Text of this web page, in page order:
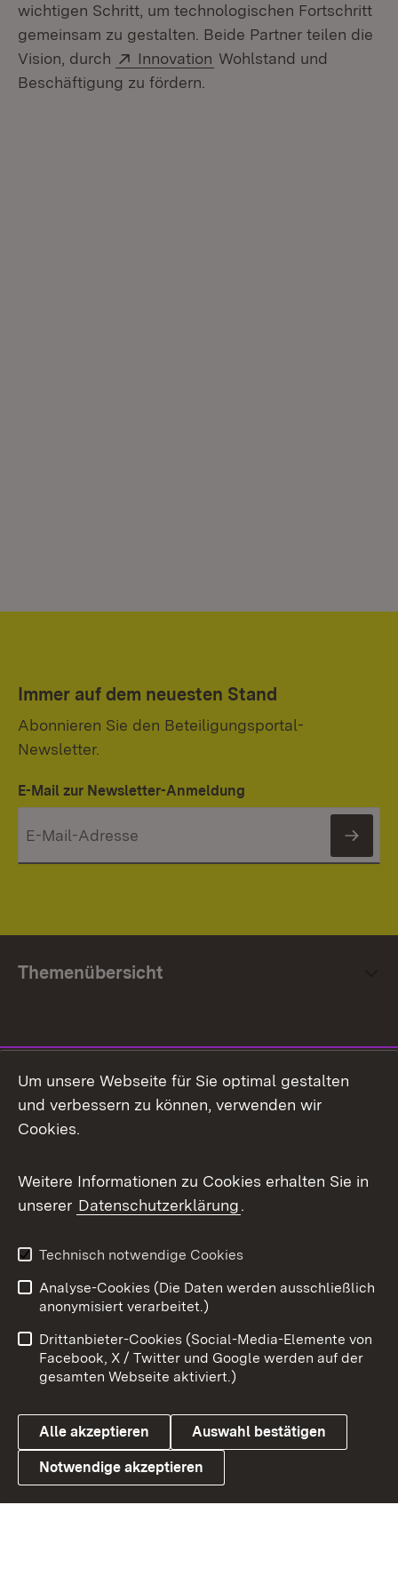
wichtigen Schritt, um technologischen Fortschritt
gemeinsam zu gestalten. Beide Partner teilen die
Vision, durch
Extern:
Innovation (Öffnet in neuem
Wohlstand und
Beschäftigung zu fördern.
Immer auf dem neuesten Stand
Abonnieren Sie den Beteiligungsportal-
Newsletter.
E-Mail zur Newsletter-Anmeldung
Themenübersicht
Facebook
X / Twitter
Youtube
Link zum Landesportal
Impressum
Kontakt
Barrierefreiheit
Datenschutz
Cookies
Um unsere Webseite für Sie optimal gestalten
und verbessern zu können, verwenden wir
Cookies.
Weitere Informationen zu Cookies erhalten Sie in
unserer Datenschutzerklärung.
Technisch notwendige Cookies
Analyse-Cookies (Die Daten werden ausschließlich
anonymisiert verarbeitet.)
Drittanbieter-Cookies (Social-Media-Elemente von
Facebook, X / Twitter und Google werden auf der
gesamten Webseite aktiviert.)
Alle akzeptieren Auswahl bestätigen
Notwendige akzeptieren